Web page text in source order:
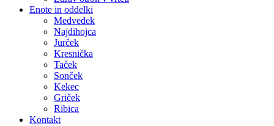
Enote in oddelki
Medvedek
Najdihojca
Jurček
Kresnička
Taček
Sonček
Kekec
Griček
Ribica
Kontakt